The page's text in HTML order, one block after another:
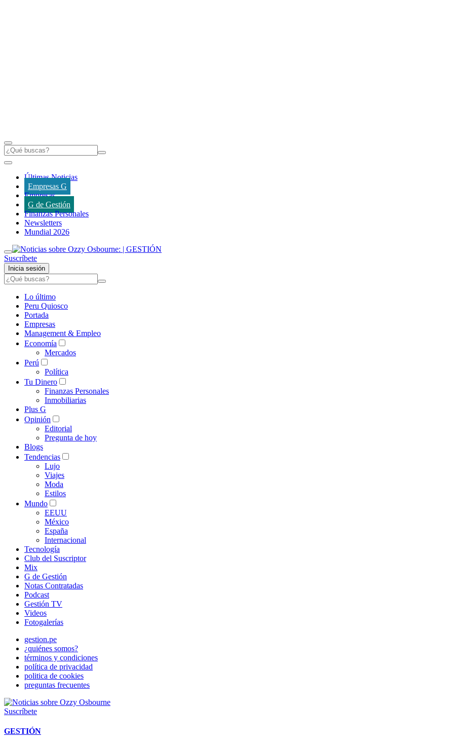
Últimas Noticias
Empresas G
Empresas
G de Gestión
Finanzas Personales
Newsletters
Mundial 2026
Suscríbete
Inicia sesión
Lo último
Peru Quiosco
Portada
Empresas
Management & Empleo
Economía
Mercados
Perú
Política
Tu Dinero
Finanzas Personales
Inmobiliarias
Plus G
Opinión
Editorial
Pregunta de hoy
Blogs
Tendencias
Lujo
Viajes
Moda
Estilos
Mundo
EEUU
México
España
Internacional
Tecnología
Club del Suscriptor
Mix
G de Gestión
Notas Contratadas
Podcast
Gestión TV
Videos
Fotogalerías
gestion.pe
¿quiénes somos?
términos y condiciones
política de privacidad
politica de cookies
preguntas frecuentes
Suscríbete
GESTIÓN